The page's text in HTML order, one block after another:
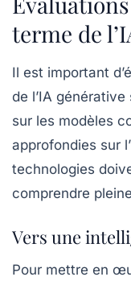
terme de
Il est important
de l’IA
sur les modèles
approfondies sur
technologies
comprendre
Vers une
Pour mettre en